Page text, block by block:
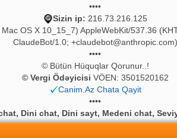
••••
Sizin ip: 216.73.216.125
OS X 10_15_7) AppleWebKit/537.36
ClaudeBot/1.0; +claudebot@anthropic.com)
••••
© Bütün Hüquqlar Qorunur..!
© Vergi Ödəyicisi VÖEN: 3501520162
Canim.Az Chata Qayit
••••
Dini chat, Dini sayt, Medeni chat,